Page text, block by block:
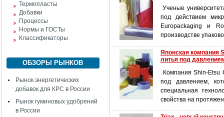
Термопласты
Добавки
Процессы
Нормы и ГОСТы
Классификаторы
ОБЗОРЫ РЫНКОВ
Рынок энергетических
добавок для КРС в России
Рынок гуминовых удобрений
в России
Ученые
под действием
Europackaging и
производстве
Японская компания
литья под
Компания Shin-Etsu
под давлением,
специальная
свойства на